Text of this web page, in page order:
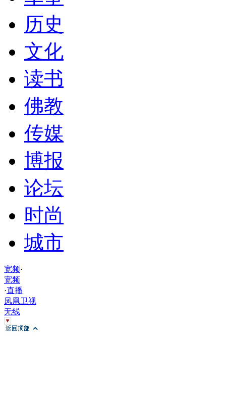
历史
文化
读书
佛教
传媒
博报
论坛
时尚
城市
宽频·
宽频
·直播
凤凰卫视
无线